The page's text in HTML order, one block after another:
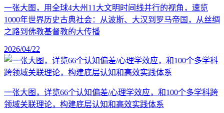
一张大图，用全球4大州11大文明时间线并行的视角，速览
1000年世界历史古典社会：从波斯、大汉到罗马帝国，从丝绸
之路到佛教基督教的大传播
2026/04/22
一张大图，详览66个认知偏差/心理学效应，和100个多学科跨
领域关联理论，构建底层认知和高效实践体系